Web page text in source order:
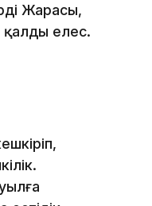
Жарасы,
қалды елес.